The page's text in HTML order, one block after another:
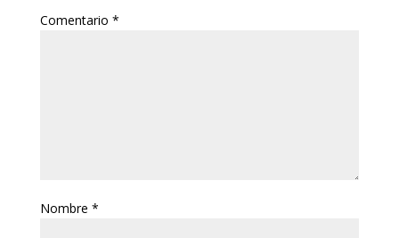
Comentario *
Nombre *